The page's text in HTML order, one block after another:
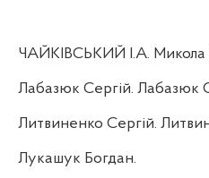
ЧАЙКІВСЬКИЙ І.А. Микола
Лабазюк Сергій. Лабазюк
Литвиненко Сергій.
Лукашук Богдан.